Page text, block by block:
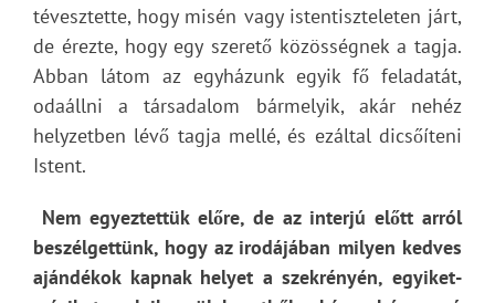
tévesztette, hogy misén vagy istentiszteleten járt,
de érezte, hogy egy szerető közösségnek a tagja.
Abban látom az egyházunk egyik fő feladatát,
odaállni a társadalom bármelyik, akár nehéz
helyzetben lévő tagja mellé, és ezáltal dicsőíteni
Istent.
Nem egyeztettük előre, de az interjú előtt arról
beszélgettünk, hogy az irodájában milyen kedves
ajándékok kapnak helyet a szekrényén, egyiket-